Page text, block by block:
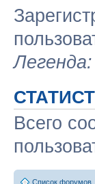
Всего
Список форумов